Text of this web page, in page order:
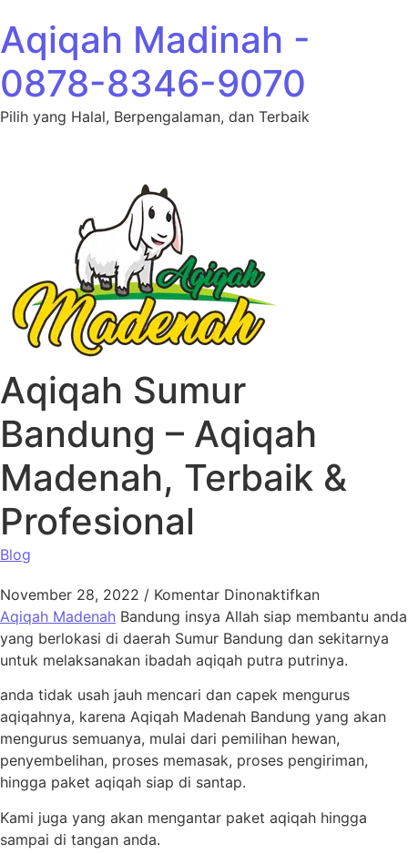
Aqiqah Madinah -
0878-8346-9070
Pilih yang Halal, Berpengalaman, dan Terbaik
Aqiqah Sumur
Bandung – Aqiqah
Madenah, Terbaik &
Profesional
Blog
November 28, 2022 / Komentar Dinonaktifkanpada
Aqiqah Madenah Bandung insya Allah siap membantu anda
yang berlokasi di daerah Sumur Bandung dan sekitarnya
untuk melaksanakan ibadah aqiqah putra putrinya.
anda tidak usah jauh mencari dan capek mengurus
aqiqahnya, karena Aqiqah Madenah Bandung yang akan
mengurus semuanya, mulai dari pemilihan hewan,
penyembelihan, proses memasak, proses pengiriman,
hingga paket aqiqah siap di santap.
Kami juga yang akan mengantar paket aqiqah hingga
sampai di tangan anda.